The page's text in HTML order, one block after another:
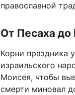
православной
От Песаха до
Корни праздника
израильского
Моисея, чтобы
смерти миновал